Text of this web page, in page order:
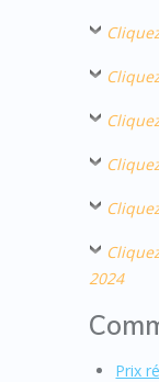
2024
Prix